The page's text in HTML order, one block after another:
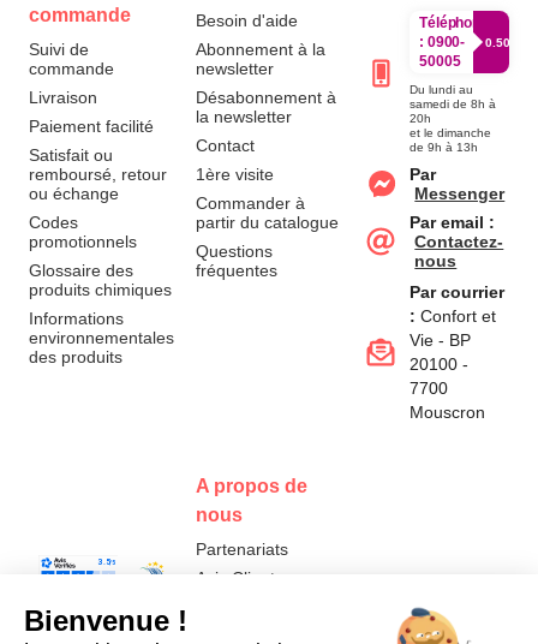
commande
Suivi de
commande
Livraison
Paiement facilité
Satisfait ou
remboursé, retour
ou échange
Codes
promotionnels
Glossaire des
produits chimiques
Informations
environnementales
des produits
Besoin d'aide
Abonnement à la
newsletter
Désabonnement à
la newsletter
Contact
1ère visite
Commander à
partir du catalogue
Questions
fréquentes
A propos de
nous
Partenariats
Avis Clients
Téléphone
: 0900-
50005
0.50€/
Du lundi au
samedi de 8h à
20h
et le dimanche
de 9h à 13h
Par
Messenger
Par email :
Contactez-
nous
Par courrier
: Confort et
Vie - BP
20100 -
7700
Mouscron